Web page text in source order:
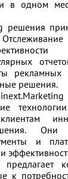
в одном
решения
решения.
Они
и
к